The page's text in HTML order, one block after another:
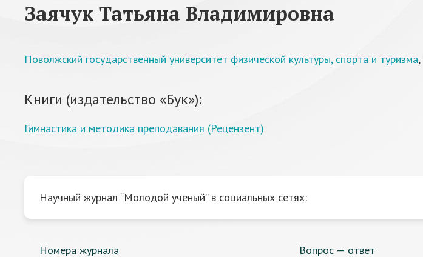
Заячук Татьяна Владимировна
Поволжский государственный университет физической культуры, спорта и туризма,
Книги (издательство «Бук»):
Гимнастика и методика преподавания (Рецензент)
Научный журнал “Молодой ученый” в социальных сетях:
Номера журнала Вопрос — ответ